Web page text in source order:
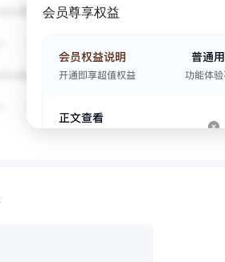
会员尊享权益